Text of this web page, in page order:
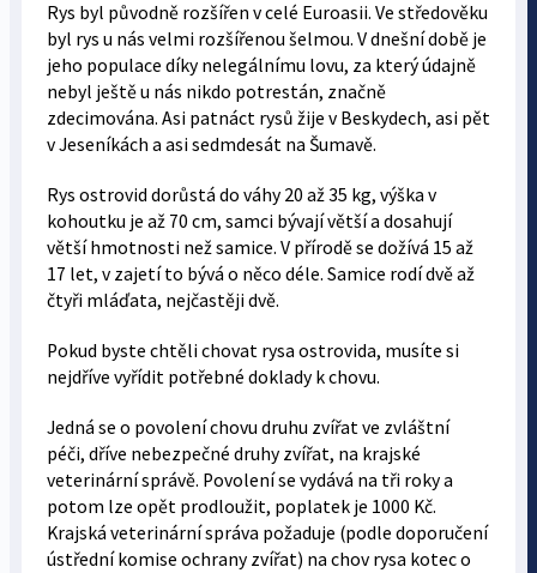
Rys byl původně rozšířen v celé Euroasii. Ve středověku
byl rys u nás velmi rozšířenou šelmou. V dnešní době je
jeho populace díky nelegálnímu lovu, za který údajně
nebyl ještě u nás nikdo potrestán, značně
zdecimována. Asi patnáct rysů žije v Beskydech, asi pět
v Jeseníkách a asi sedmdesát na Šumavě.
Rys ostrovid dorůstá do váhy 20 až 35 kg, výška v
kohoutku je až 70 cm, samci bývají větší a dosahují
větší hmotnosti než samice. V přírodě se dožívá 15 až
17 let, v zajetí to bývá o něco déle. Samice rodí dvě až
čtyři mláďata, nejčastěji dvě.
Pokud byste chtěli chovat rysa ostrovida, musíte si
nejdříve vyřídit potřebné doklady k chovu.
Jedná se o povolení chovu druhu zvířat ve zvláštní
péči, dříve nebezpečné druhy zvířat, na krajské
veterinární správě. Povolení se vydává na tři roky a
potom lze opět prodloužit, poplatek je 1000 Kč.
Krajská veterinární správa požaduje (podle doporučení
ústřední komise ochrany zvířat) na chov rysa kotec o